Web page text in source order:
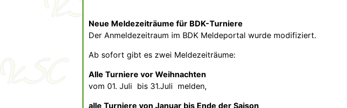
Neue Meldezeiträume für BDK-Turniere
Der Anmeldezeitraum im BDK Meldeportal wurde modifiziert.
Ab sofort gibt es zwei Meldezeiträume:
Alle Turniere vor Weihnachten
vom 01. Juli bis 31.Juli melden,
alle Turniere von Januar bis Ende der Saison